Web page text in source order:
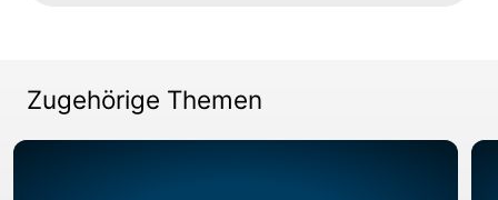
Zugehörige Themen